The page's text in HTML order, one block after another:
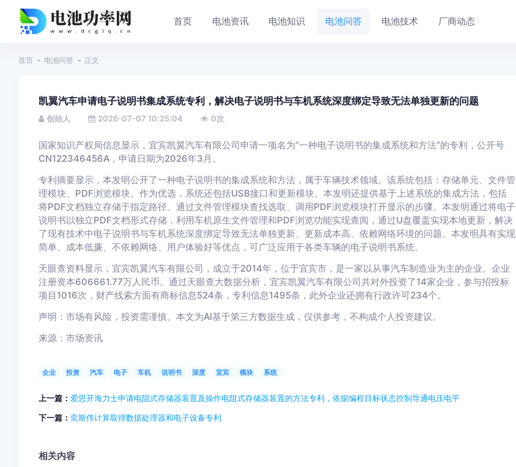
首页 电池资讯 电池知识 电池问答 电池技术 厂商动态
首页 电池问答 正文
凯翼汽车申请电子说明书集成系统专利，解决电子说明书与车机系统深度绑定导致无法单独更新的问题
创始人 2026-07-07 10:25:04 0次
国家知识产权局信息显示，宜宾凯翼汽车有限公司申请一项名为“一种电子说明书的集成系统和方法”的专利，公开号
CN122346456A，申请日期为2026年3月。
专利摘要显示，本发明公开了一种电子说明书的集成系统和方法，属于车辆技术领域。该系统包括：存储单元、文件管
理模块、PDF浏览模块。作为优选，系统还包括USB接口和更新模块。本发明还提供基于上述系统的集成方法，包括
将PDF文档独立存储于指定路径、通过文件管理模块查找选取、调用PDF浏览模块打开显示的步骤。本发明通过将电子
说明书以独立PDF文档形式存储，利用车机原生文件管理和PDF浏览功能实现查阅，通过U盘覆盖实现本地更新，解决
了现有技术中电子说明书与车机系统深度绑定导致无法单独更新、更新成本高、依赖网络环境的问题。本发明具有实现
简单、成本低廉、不依赖网络、用户体验好等优点，可广泛应用于各类车辆的电子说明书系统。
天眼查资料显示，宜宾凯翼汽车有限公司，成立于2014年，位于宜宾市，是一家以从事汽车制造业为主的企业。企业
注册资本606661.77万人民币。通过天眼查大数据分析，宜宾凯翼汽车有限公司共对外投资了14家企业，参与招投标
项目1016次，财产线索方面有商标信息524条，专利信息1495条，此外企业还拥有行政许可234个。
声明：市场有风险，投资需谨慎。本文为AI基于第三方数据生成，仅供参考，不构成个人投资建议。
来源：市场资讯
企业 投资 汽车 电子 车机 说明书 深度 宜宾 模块 系统
上一篇： 爱思开海力士申请电阻式存储器装置及操作电阻式存储器装置的方法专利，依据编程目标状态控制导通电压电平
下一篇： 奕斯伟计算取得数据处理器和电子设备专利
相关内容